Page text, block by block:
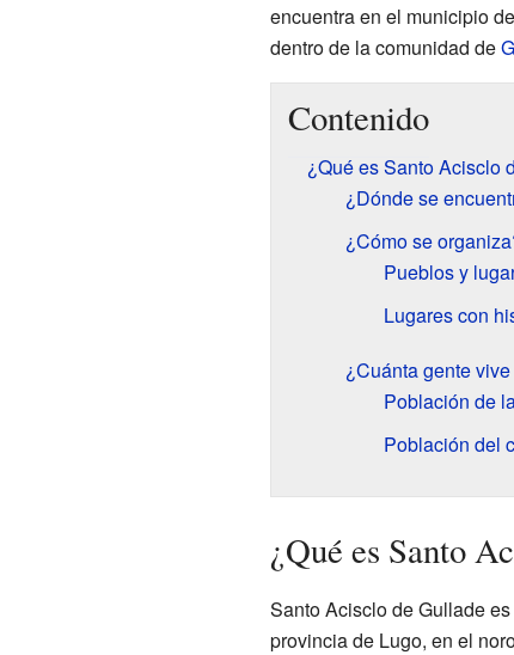
encuentra en el municipio de
dentro de la comunidad de
Contenido
¿Qué es Santo Acisclo
¿Dónde se
¿Cómo se
Pueblos y
Lugares con
¿Cuánta gente
Población de
Población del
¿Qué es Santo
Santo Acisclo de Gullade
provincia de Lugo, en el